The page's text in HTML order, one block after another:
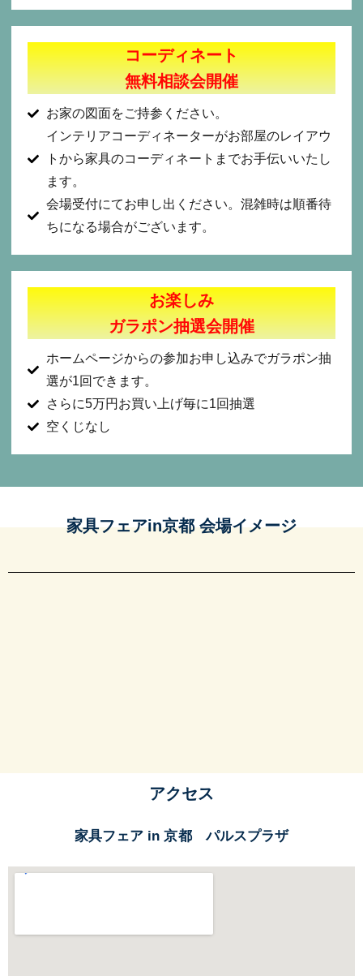
コーディネート
無料相談会開催
お家の図面をご持参ください。
インテリアコーディネーターがお部屋のレイアウ
トから家具のコーディネートまでお手伝いいたし
ます。
会場受付にてお申し出ください。混雑時は順番待
ちになる場合がございます。
お楽しみ
ガラポン抽選会開催
ホームページからの参加お申し込みでガラポン抽
選が1回できます。
さらに5万円お買い上げ毎に1回抽選
空くじなし
家具フェアin京都 会場イメージ
アクセス
家具フェア in 京都 パルスプラザ